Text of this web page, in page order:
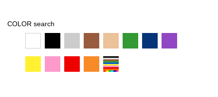
COLOR search